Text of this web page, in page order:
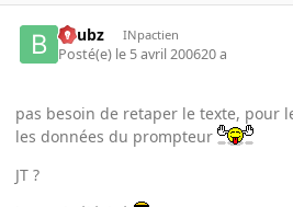
beubz INpactien
Posté(e) le 5 avril 200620 a
pas besoin de retaper le texte, pour
les données du prompteur
JT ?